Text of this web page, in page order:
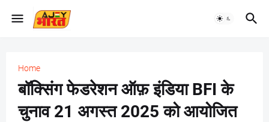
Home
बॉक्सिंग फेडरेशन ऑफ़ इंडिया BFI के
चुनाव 21 अगस्त 2025 को आयोजित